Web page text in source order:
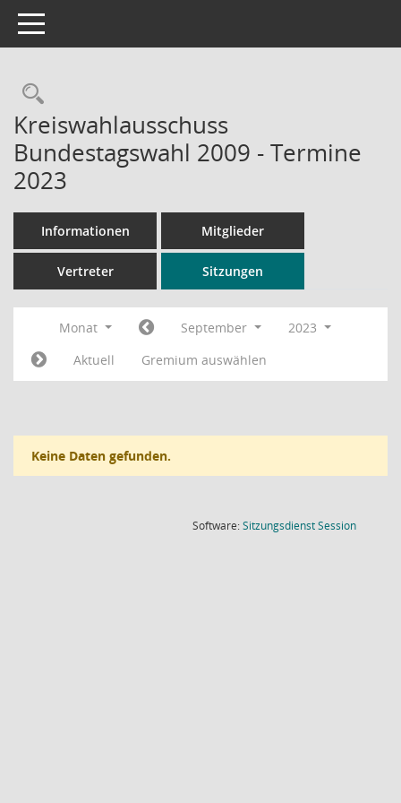
Toggle navigation
Rechercheauswahl
Kreiswahlausschuss
Bundestagswahl 2009 - Termine
2023
Informationen Mitglieder
Vertreter Sitzungen
Monat September
2023
Aktuell
Gremium auswählen
Keine Daten gefunden.
Software:SitzungsdienstSession(Wird in